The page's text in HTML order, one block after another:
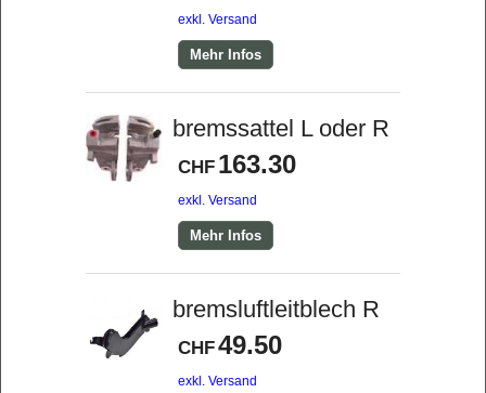
exkl. Versand
Mehr Infos
bremssattel L oder R
CHF 163.30
exkl. Versand
Mehr Infos
bremsluftleitblech R
CHF49.50
exkl. Versand